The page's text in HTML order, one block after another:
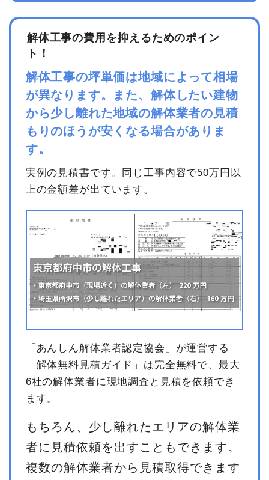
解体工事の費用を抑えるためのポイン
ト！
解体工事の坪単価は地域によって相場
が異なります。また、解体したい建物
から少し離れた地域の解体業者の見積
もりのほうが安くなる場合がありま
す。
実例の見積書です。同じ工事内容で50万円以
上の金額差が出ています。
「あんしん解体業者認定協会」が運営する
「解体無料見積ガイド」は完全無料で、最大
6社の解体業者に現地調査と見積を依頼でき
ます。
もちろん、少し離れたエリアの解体業
者に見積依頼を出すこともできます。
複数の解体業者から見積取得できます